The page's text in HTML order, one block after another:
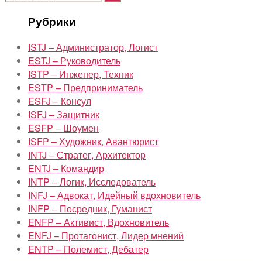
Рубрики
ISTJ – Администратор, Логист
ESTJ – Руководитель
ISTP – Инженер, Техник
ESTP – Предприниматель
ESFJ – Консул
ISFJ – Защитник
ESFP – Шоумен
ISFP – Художник, Авантюрист
INTJ – Стратег, Архитектор
ENTJ – Командир
INTP – Логик, Исследователь
INFJ – Адвокат, Идейный вдохновитель
INFP – Посредник, Гуманист
ENFP – Активист, Вдохновитель
ENFJ – Протагонист, Лидер мнений
ENTP – Полемист, Дебатер